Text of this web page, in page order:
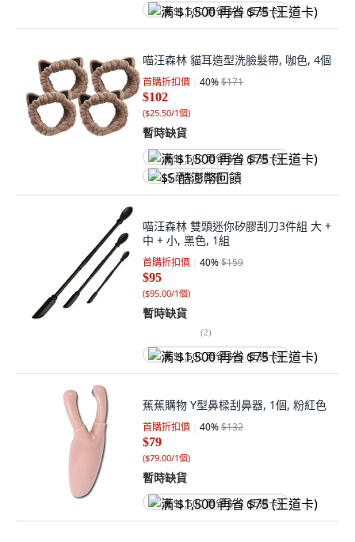
满 $1,500 再省 $75 (王道卡)
喵汪森林 貓耳造型洗臉髮帶, 咖色, 4個
首購折扣價 40%$171
$102
($25.50/1個)
暫時缺貨
满 $1,500 再省 $75 (王道卡)
$5 酷澎幣回饋
喵汪森林 雙頭迷你矽膠刮刀3件組 大 +
中 + 小, 黑色, 1組
首購折扣價 40%$159
$95
($95.00/1個)
暫時缺貨
(2)
满 $1,500 再省 $75 (王道卡)
蕉蕉購物 Y型鼻樑刮鼻器, 1個, 粉紅色
首購折扣價 40%$132
$79
($79.00/1個)
暫時缺貨
满 $1,500 再省 $75 (王道卡)